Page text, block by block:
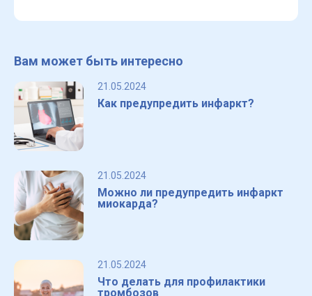
Вам может быть интересно
21.05.2024
Как предупредить инфаркт?
21.05.2024
Можно ли предупредить инфаркт
миокарда?
21.05.2024
Что делать для профилактики
тромбозов